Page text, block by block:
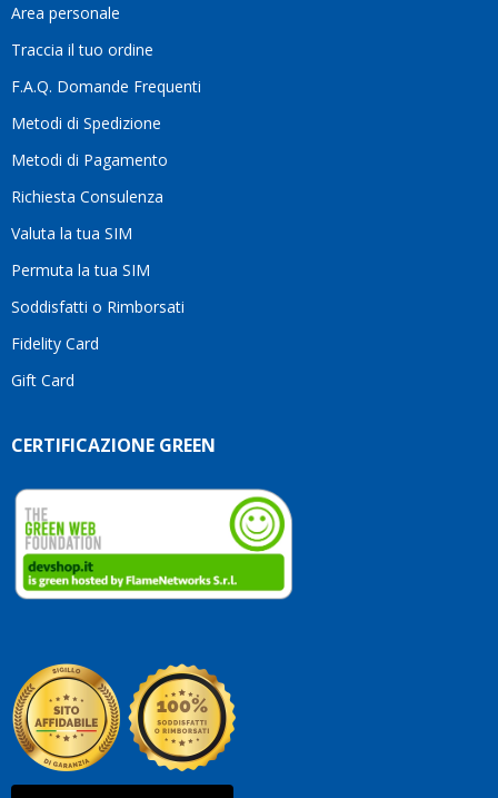
Area personale
Traccia il tuo ordine
F.A.Q. Domande Frequenti
Metodi di Spedizione
Metodi di Pagamento
Richiesta Consulenza
Valuta la tua SIM
Permuta la tua SIM
Soddisfatti o Rimborsati
Fidelity Card
Gift Card
CERTIFICAZIONE GREEN